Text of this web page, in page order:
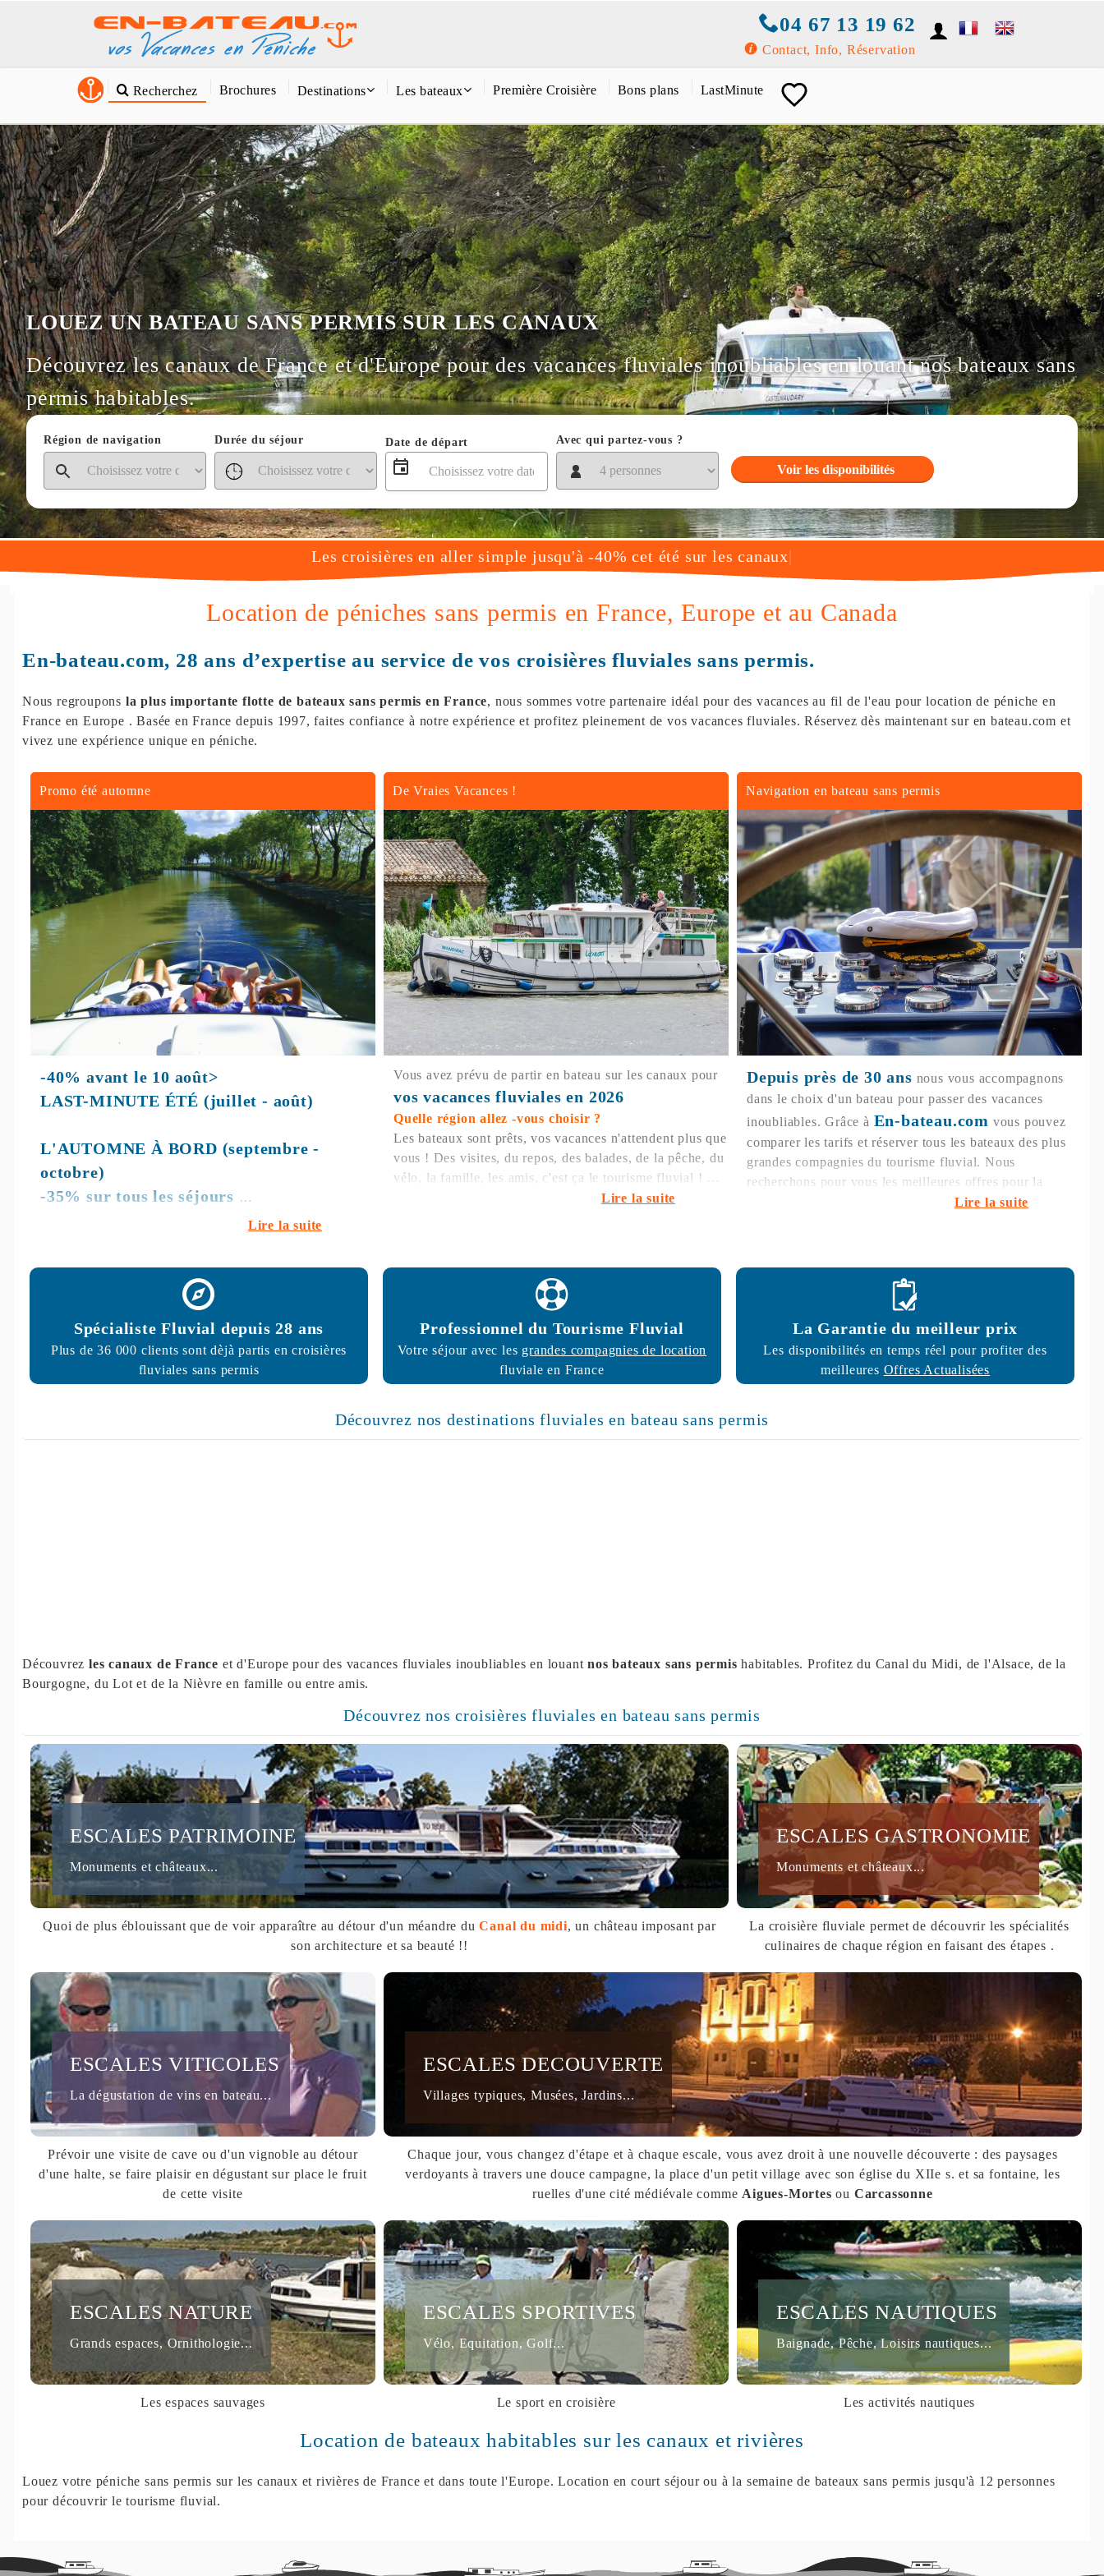
04 67 13 19 62
Contact, Info, Réservation
Recherchez Brochures Destinations Les bateaux Première Croisière Bons plans LastMinute
LOUEZ UN BATEAU SANS PERMIS SUR LES CANAUX
Découvrez les canaux de France et d'Europe pour des vacances fluviales inoubliables en louant nos bateaux sans
permis habitables.
Région de navigation Durée du séjour Date de départ Avec qui partez-vous ?
Les croisières en aller simple jusqu'à -40% cet été sur les canaux
Location de péniches sans permis en France, Europe et au Canada
En-bateau.com, 28 ans d’expertise au service de vos croisières fluviales sans permis.
Nous regroupons la plus importante flotte de bateaux sans permis en France, nous sommes votre partenaire idéal pour des vacances au fil de l'eau pour location de péniche en
France en Europe . Basée en France depuis 1997, faites confiance à notre expérience et profitez pleinement de vos vacances fluviales. Réservez dès maintenant sur en bateau.com et
vivez une expérience unique en péniche.
Promo été automne
-40% avant le 10 août>
LAST-MINUTE ÉTÉ (juillet - août)
L'AUTOMNE À BORD (septembre -
octobre)
-35% sur tous les séjours
Lire la suite
De Vraies Vacances !
Vous avez prévu de partir en bateau sur les canaux pour
vos vacances fluviales en 2026
Quelle région allez -vous choisir ?
Les bateaux sont prêts, vos vacances n'attendent plus que
vous ! Des visites, du repos, des balades, de la pêche, du
vélo, la famille, les amis, c'est ça le tourisme fluvial !
Les bateaux sont tout équipés : coin cuisine avec
Lire la suite
Navigation en bateau sans permis
Depuis près de 30 ans nous vous accompagnons
dans le choix d'un bateau pour passer des vacances
inoubliables. Grâce à En-bateau.com vous pouvez
comparer les tarifs et réserver tous les bateaux des plus
grandes compagnies du tourisme fluvial. Nous
recherchons pour vous les meilleures offres pour la
location de votre bateau en Europe et même auCanada
région est magnifique, mais aussi en
Portugal
Irlande , en Ecosse.
La saison fluviale s'étend d'avril à octobre selon les
destinations, sur des bateaux de 2 à 12 personnes faciles
à manœuvrer.
Lire la suite
Spécialiste Fluvial depuis 28 ans
Plus de 36 000 clients sont dèjà partis en croisières
fluviales sans permis
Professionnel du Tourisme Fluvial
Votre séjour avec les grandes compagnies de location
fluviale en France
La Garantie du meilleur prix
Les disponibilités en temps réel pour profiter des
meilleures Offres Actualisées
Découvrez nos destinations fluviales en bateau sans permis
Découvrez les canaux de France et d'Europe pour des vacances fluviales inoubliables en louantnos bateaux sans permis habitables. Profitez du Canal du Midi, de l'Alsace, de la
Bourgogne, du Lot et de la Nièvre en famille ou entre amis.
Découvrez nos croisières fluviales en bateau sans permis
ESCALES PATRIMOINE
Monuments et châteaux...
Quoi de plus éblouissant que de voir apparaître au détour d'un méandre duCanal du midi, un château imposant par
son architecture et sa beauté !!
ESCALES GASTRONOMIE
Monuments et châteaux...
La croisière fluviale permet de découvrir les spécialités
culinaires de chaque région en faisant des étapes .
ESCALES VITICOLES
La dégustation de vins en bateau...
Prévoir une visite de cave ou d'un vignoble au détour
d'une halte, se faire plaisir en dégustant sur place le fruit
de cette visite
ESCALES DECOUVERTE
Villages typiques, Musées, Jardins...
Chaque jour, vous changez d'étape et à chaque escale, vous avez droit à une nouvelle découverte : des paysages
verdoyants à travers une douce campagne, la place d'un petit village avec son église du XIIe s. et sa fontaine, les
ruelles d'une cité médiévale comme Aigues-Mortes ou Carcassonne
ESCALES NATURE
Grands espaces, Ornithologie...
Les espaces sauvages
ESCALES SPORTIVES
Vélo, Equitation, Golf...
Le sport en croisière
ESCALES NAUTIQUES
Baignade, Pêche, Loisirs nautiques...
Les activités nautiques
Location de bateaux habitables sur les canaux et rivières
Louez votre péniche sans permis sur les canaux et rivières de France et dans toute l'Europe. Location en court séjour ou à la semaine de bateaux sans permis jusqu'à 12 personnes
pour découvrir le tourisme fluvial.